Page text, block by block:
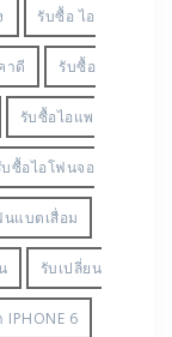
รับซื้อ ไอ
าดี รับซื้อ
รับซื้อไอแพ
บซื้อไอโฟนจอ
นแบตเสื่อม
รับเปลี่ยน
IPHONE 6